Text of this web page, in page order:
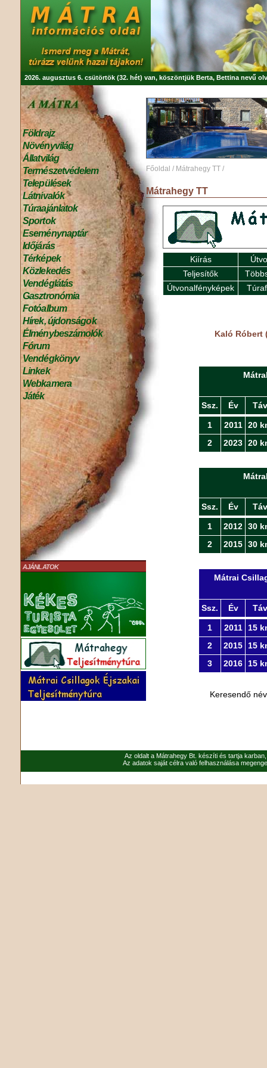
2026. augusztus 6. csütörtök (32. hét) van, köszöntjük Berta, Bettina nevű
Földrajz
Növényvilág
Állatvilág
Természetvédelem
Települések
Látnivalók
Túraajánlatok
Sportok
Eseménynaptár
Időjárás
Térképek
Közlekedés
Vendéglátás
Gasztronómia
Fotóalbum
Hírek, újdonságok
Élménybeszámolók
Fórum
Vendégkönyv
Linkek
Webkamera
Játék
AJÁNLATOK
Főoldal / Mátrahegy TT /
Mátrahegy TT
Kiírás
Teljesítők
Útvonalfényképek
Kaló Róbert
Ssz. Év Táv
1 2011 20
2
2023 20
Ssz. Év Táv
1 2012 30
2
2015 30
Mátrai
Ssz. Év Táv
1 2011
15
2
2015
15
3
2016 15
Keresendő
Az oldalt a Mátrahegy Bt. készíti és tartja
Az adatok saját célra való felhasználása